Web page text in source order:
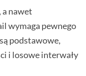
a nawet
wymaga pewnego
podstawowe,
i losowe interwały